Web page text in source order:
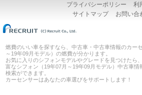
プライバシーポリシー
利
サイトマップ
お問い合
燃費のいい車を探すなら、中古車・中古車情報のカー
～19年09月モデル）の燃費が分かります。
お気に入りのシフォンモデルやグレードを見つけたら
富なシフォン（19年07月～19年09月モデル）中古車
検索ができます。
カーセンサーはあなたの車選びをサポートします！